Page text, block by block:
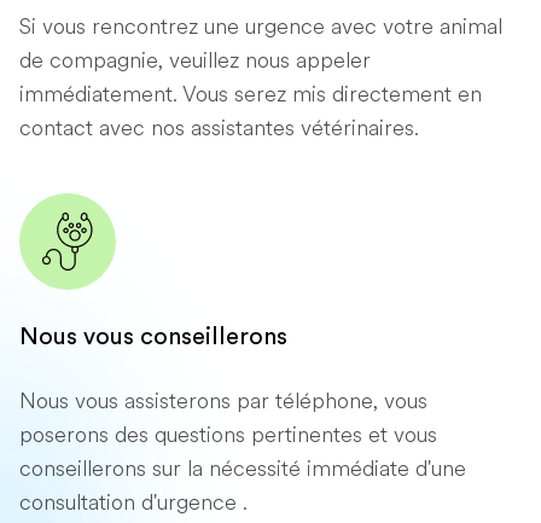
Si vous rencontrez une urgence avec votre animal
de compagnie, veuillez nous appeler
immédiatement. Vous serez mis directement en
contact avec nos assistantes vétérinaires.
Nous vous conseillerons
Nous vous assisterons par téléphone, vous
poserons des questions pertinentes et vous
conseillerons sur la nécessité immédiate d'une
consultation d'urgence .